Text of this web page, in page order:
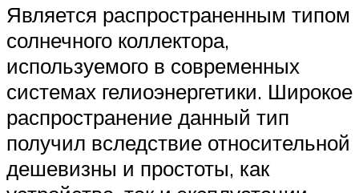
Является распространенным типом
солнечного коллектора,
используемого в современных
системах гелиоэнергетики. Широкое
распространение данный тип
получил вследствие относительной
дешевизны и простоты, как